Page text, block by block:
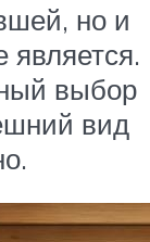
но и
является.
выбор
вид